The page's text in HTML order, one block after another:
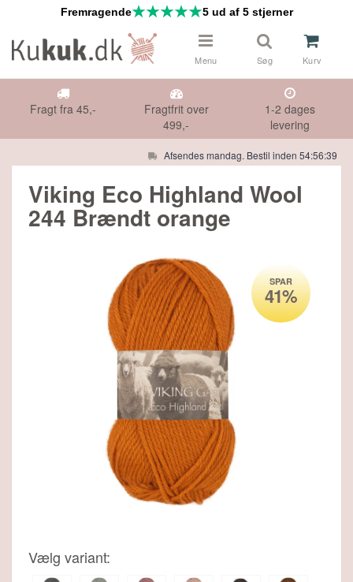
Fremragende 5 ud af 5 stjerner
Menu Søg Kurv
Fragt fra 45,-
Fragtfrit over
499,-
1-2 dages
levering
Afsendes mandag. Bestil inden 54:56:38
Måske kunne nogle af disse produkter
have din interesse?
Viking Maskemarkør, fra Viking
36,00 DKK
26,95 DKK
Viking Eco Highland Wool
244 Brændt orange
SPAR
41%
Vælg variant: